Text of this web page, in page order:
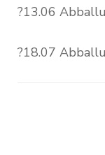
?13.06
?18.07